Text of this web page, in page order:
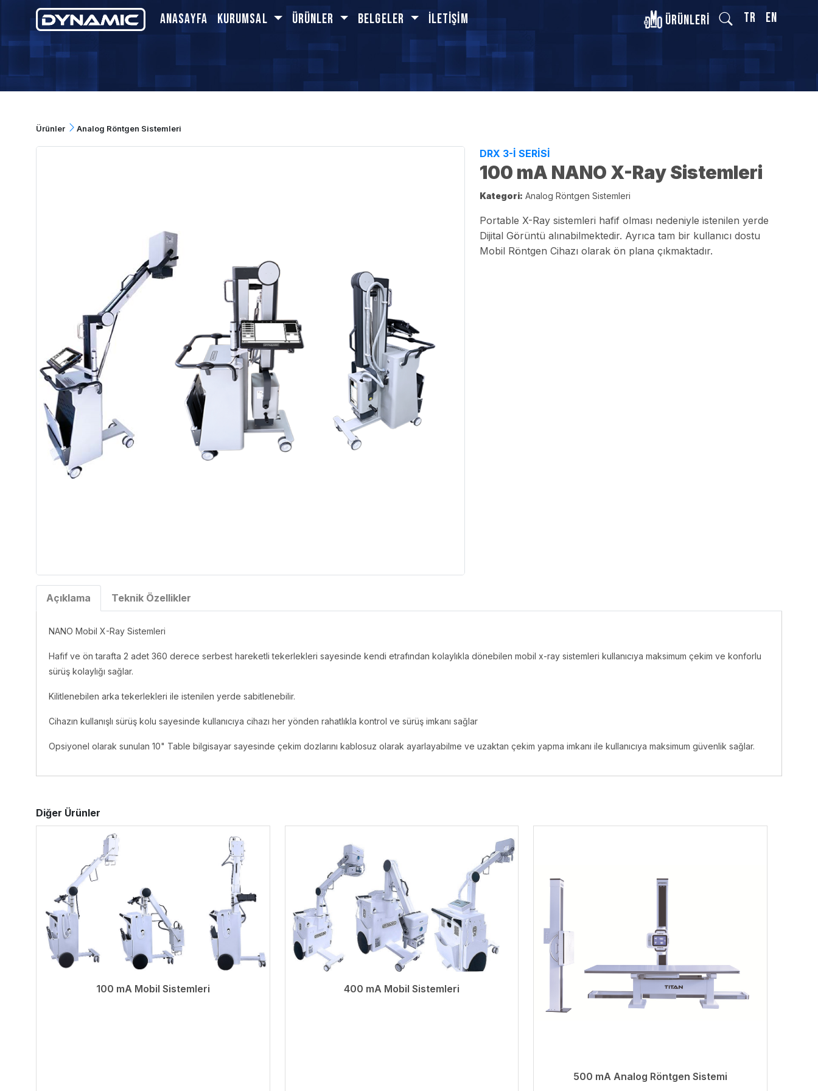
Anasayfa Kurumsal Ürünler BELGELER İletişim Ürünleri TR EN
Ürünler Analog Röntgen Sistemleri
DRX 3-I SERİSİ
100 mA NANO X-Ray Sistemleri
Kategori: Analog Röntgen Sistemleri
Portable X-Ray sistemleri hafif olması nedeniyle istenilen yerde
Dijital Görüntü alınabilmektedir. Ayrıca tam bir kullanıcı dostu
Mobil Röntgen Cihazı olarak ön plana çıkmaktadır.
Açıklama Teknik Özellikler
NANO Mobil X-Ray Sistemleri
Hafif ve ön tarafta 2 adet 360 derece serbest hareketli tekerlekleri sayesinde kendi etrafından kolaylıkla dönebilen mobil x-ray sistemleri kullanıcıya maksimum çekim ve konforlu
sürüş kolaylığı sağlar.
Kilitlenebilen arka tekerlekleri ile istenilen yerde sabitlenebilir.
Cihazın kullanışlı sürüş kolu sayesinde kullanıcıya cihazı her yönden rahatlıkla kontrol ve sürüş imkanı sağlar
Opsiyonel olarak sunulan 10" Table bilgisayar sayesinde çekim dozlarını kablosuz olarak ayarlayabilme ve uzaktan çekim yapma imkanı ile kullanıcıya maksimum güvenlik sağlar.
Diğer Ürünler
100 mA Mobil Sistemleri 400 mA Mobil Sistemleri
500 mA Analog Röntgen Sistemi